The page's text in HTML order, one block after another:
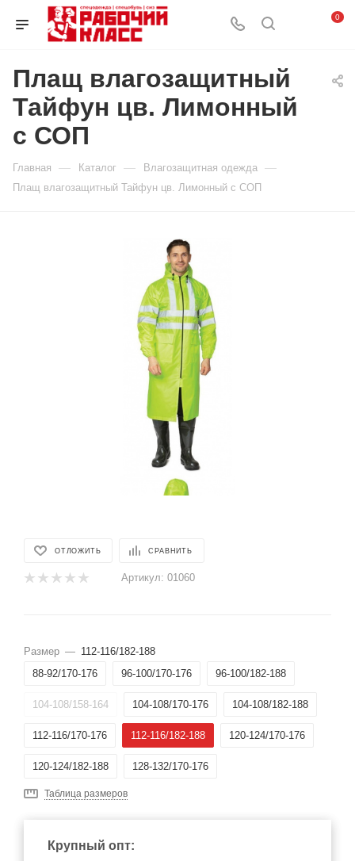
0
Плащ влагозащитный
Тайфун цв. Лимонный
с СОП
Главная — Каталог — Влагозащитная одежда —
Плащ влагозащитный Тайфун цв. Лимонный с СОП
ОТЛОЖИТЬ СРАВНИТЬ
Артикул: 01060
Размер — 112-116/182-188
88-92/170-176
96-100/170-176 96-100/182-188
104-108/158-164 104-108/170-176 104-108/182-188
112-116/170-176 112-116/182-188 120-124/170-176
120-124/182-188 128-132/170-176
Таблица размеров
Крупный опт: